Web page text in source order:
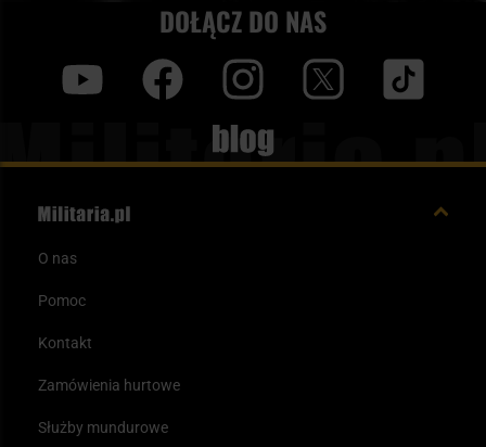
DOŁĄCZ DO NAS
Blog
O nas
Pomoc
Kontakt
Zamówienia hurtowe
Służby mundurowe